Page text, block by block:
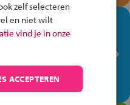
ben je op je
waar elke dag
zelf selecteren
en niet wilt
vind je in onze
ACCEPTEREN